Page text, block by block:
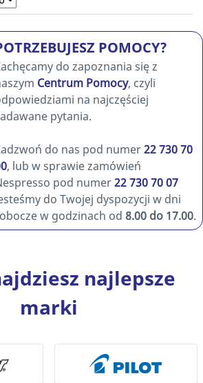
POMOCY?
do zapoznania się z
Centrum Pomocy, czyli
na najczęściej
pytania.
do nas pod numer22 730 70
, lub w sprawie zamówień
pod numer22 730 70 07
do Twojej dyspozycji w dni
w godzinach od 8.00 do 17.00.
najlepsze
marki